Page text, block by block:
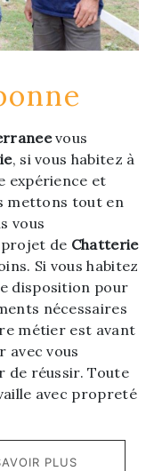
vous
, si vous habitez à
expérience et
mettons tout en
vous
de Chatterie
Si vous habitez
disposition pour
nécessaires
métier est avant
vous
de réussir. Toute
avec propreté
PLUS